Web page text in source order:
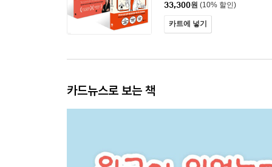
33,300원 (10% 할인)
카트에 넣기
카드뉴스로 보는 책